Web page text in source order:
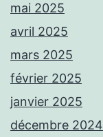
mai 2025
avril 2025
mars 2025
février 2025
janvier 2025
décembre 2024